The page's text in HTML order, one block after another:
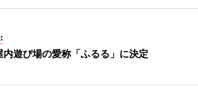
内遊び場の愛称「ふるる」に決定